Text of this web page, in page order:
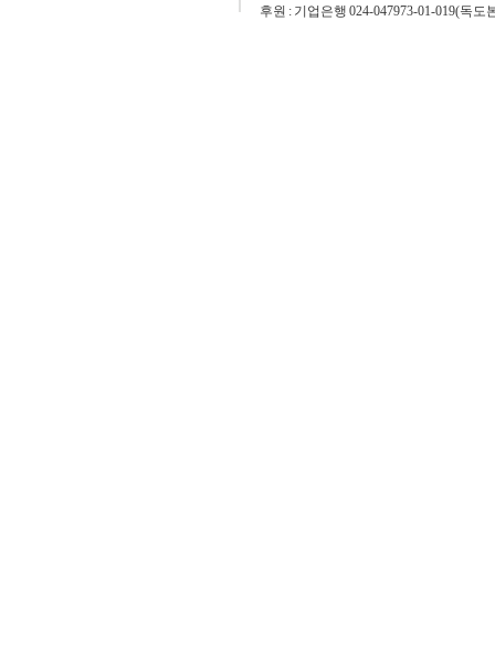
후원 : 기업은행 024-047973-01-019(독도